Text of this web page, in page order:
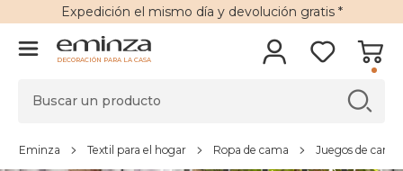
Expedición el mismo día y devolución gratis*
DECORACIÓN PARA LA CASA
Eminza Textil para el hogar Ropa de cama Juegos de cama